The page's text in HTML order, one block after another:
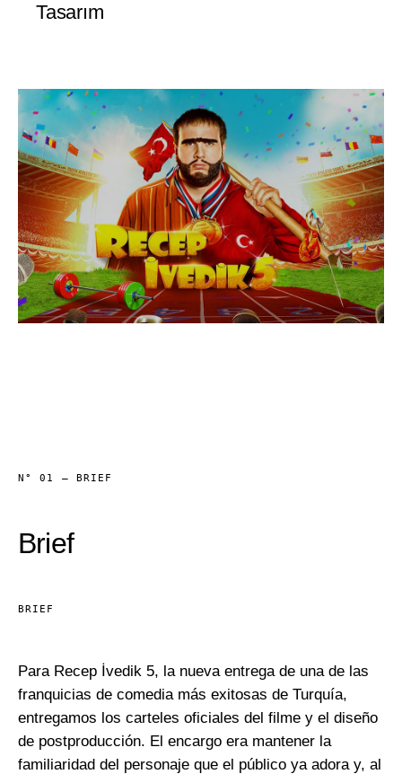
Tasarım
N° 01 — BRIEF
Brief
BRIEF
Para Recep İvedik 5, la nueva entrega de una de las
franquicias de comedia más exitosas de Turquía,
entregamos los carteles oficiales del filme y el diseño
de postproducción. El encargo era mantener la
familiaridad del personaje que el público ya adora y, al